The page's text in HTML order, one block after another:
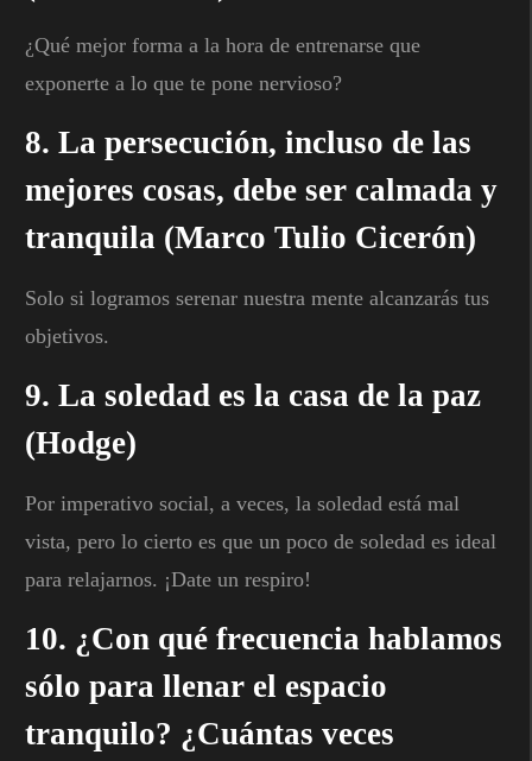
¿Qué mejor forma a la hora de entrenarse que
exponerte a lo que te pone nervioso?
8. La persecución, incluso de las
mejores cosas, debe ser calmada y
tranquila (Marco Tulio Cicerón)
Solo si logramos serenar nuestra mente alcanzarás tus
objetivos.
9. La soledad es la casa de la paz
(Hodge)
Por imperativo social, a veces, la soledad está mal
vista, pero lo cierto es que un poco de soledad es ideal
para relajarnos. ¡Date un respiro!
10. ¿Con qué frecuencia hablamos
sólo para llenar el espacio
tranquilo? ¿Cuántas veces